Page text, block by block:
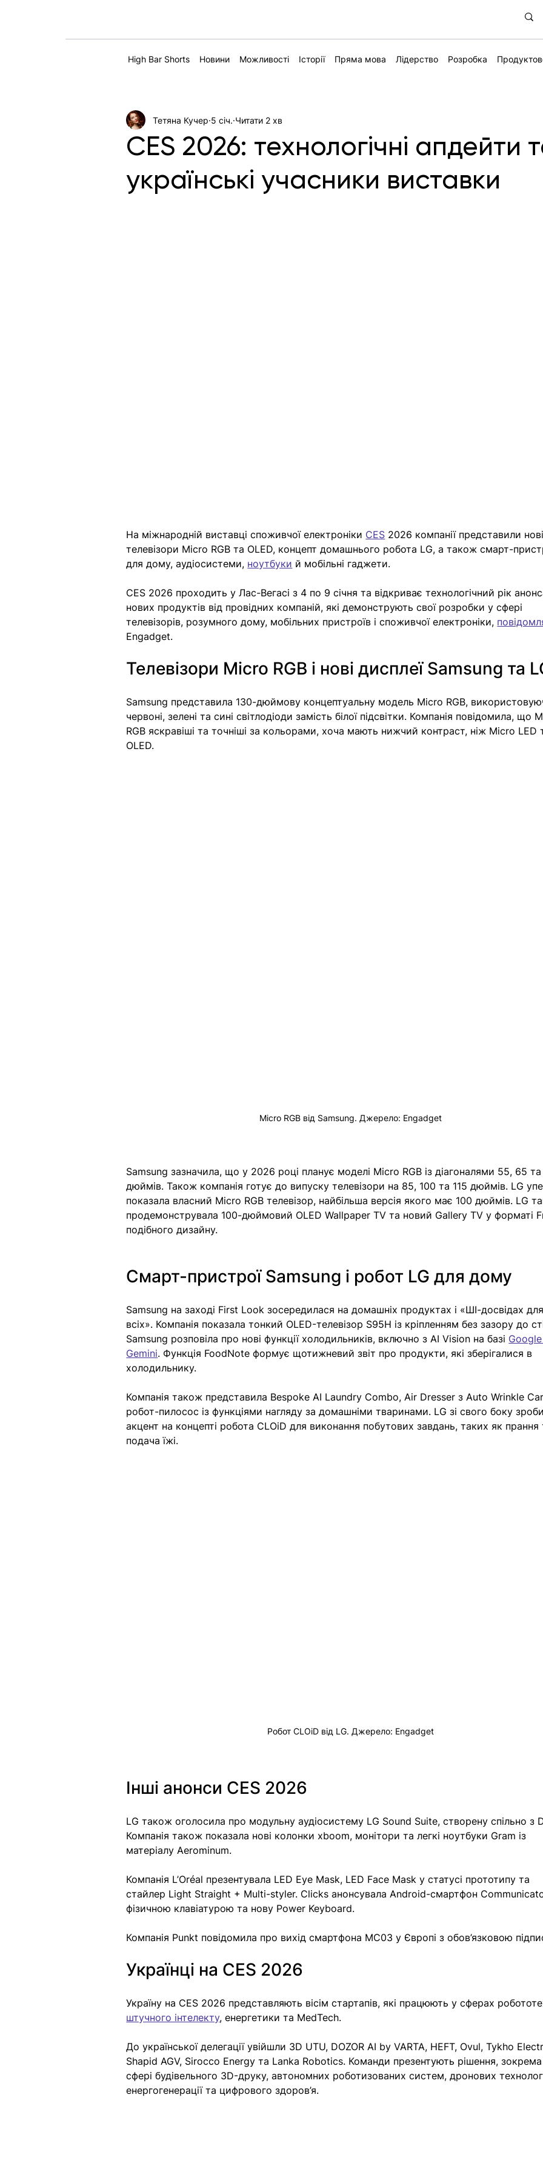
High Bar Shorts Новини Можливості Історії Пряма мова Лідерство Розробка
CES 2026: технологічні апдейти
українські учасники виставки
Тетяна Кучер 5 січ. Читати 2 хв
На міжнародній виставці споживчої електроніки CES 2026 компанії представили нові
телевізори Micro RGB та OLED, концепт домашнього робота LG, а також смарт-
для дому, аудіосистеми, ноутбуки й мобільні гаджети.
CES 2026 проходить у Лас-Вегасі з 4 по 9 січня та відкриває технологічний рік
нових продуктів від провідних компаній, які демонструють свої розробки у сфері
телевізорів, розумного дому, мобільних пристроїв і споживчої електроніки,
Engadget.
Телевізори Micro RGB і нові дисплеї Samsung та
Samsung представила 130-дюймову концептуальну модель Micro RGB,
червоні, зелені та сині світлодіоди замість білої підсвітки. Компанія повідомила, що
RGB яскравіші та точніші за кольорами, хоча мають нижчий контраст, ніж Micro LED
OLED.
Micro RGB від Samsung. Джерело: Engadget
Samsung зазначила, що у 2026 році планує моделі Micro RGB із діагоналями 55, 65
дюймів. Також компанія готує до випуску телевізори на 85, 100 та 115 дюймів. LG
показала власний Micro RGB телевізор, найбільша версія якого має 100 дюймів. LG
продемонструвала 100-дюймовий OLED Wallpaper TV та новий Gallery TV у форматі
подібного дизайну.
Смарт-пристрої Samsung і робот LG для дому
Samsung на заході First Look зосередилася на домашніх продуктах і «ШІ-досвідах для
всіх». Компанія показала тонкий OLED-телевізор S95H із кріпленням без зазору до
Samsung розповіла про нові функції холодильників, включно з AI Vision на базі Google
Gemini. Функція FoodNote формує щотижневий звіт про продукти, які зберігалися в
холодильнику.
Компанія також представила Bespoke AI Laundry Combo, Air Dresser з Auto Wrinkle
робот-пилосос із функціями нагляду за домашніми тваринами. LG зі свого боку
акцент на концепті робота CLOiD для виконання побутових завдань, таких як прання
подача їжі.
Робот CLOiD від LG. Джерело: Engadget
Інші анонси CES 2026
LG також оголосила про модульну аудіосистему LG Sound Suite, створену спільно з
Компанія також показала нові колонки xboom, монітори та легкі ноутбуки Gram із
матеріалу Aerominum.
Компанія L’Oréal презентувала LED Eye Mask, LED Face Mask у статусі прототипу та
стайлер Light Straight + Multi-styler. Clicks анонсувала Android-смартфон
фізичною клавіатурою та нову Power Keyboard.
Компанія Punkt повідомила про вихід смартфона MC03 у Європі з обов’язковою
Українці на CES 2026
Україну на CES 2026 представляють вісім стартапів, які працюють у сферах
штучного інтелекту, енергетики та MedTech.
До української делегації увійшли 3D UTU, DOZOR AI by VARTA, HEFT, Ovul, Tykho
Shapid AGV, Sirocco Energy та Lanka Robotics. Команди презентують рішення,
сфері будівельного 3D-друку, автономних роботизованих систем, дронових
енергогенерації та цифрового здоров’я.